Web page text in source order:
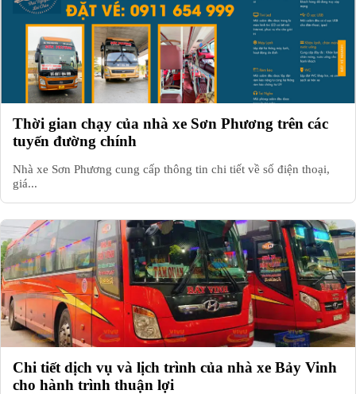
Thời gian chạy của nhà xe Sơn Phương trên các
tuyến đường chính
Nhà xe Sơn Phương cung cấp thông tin chi tiết về số điện thoại,
giá...
Chi tiết dịch vụ và lịch trình của nhà xe Bảy Vinh
cho hành trình thuận lợi